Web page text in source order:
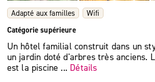
Adapté aux familles
Wifi
Catégorie supérieure
Un hôtel familial construit dans un
un jardin doté d'arbres très anciens.
est la piscine ... Détails